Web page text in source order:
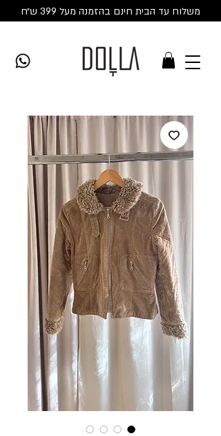
משלוח עד הבית חינם בהזמנה מעל 399 ש״ח